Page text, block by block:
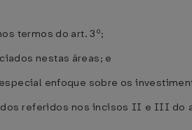
termos do art. 3º;
nestas áreas; e
enfoque sobre os
referidos nos incisos II e III do